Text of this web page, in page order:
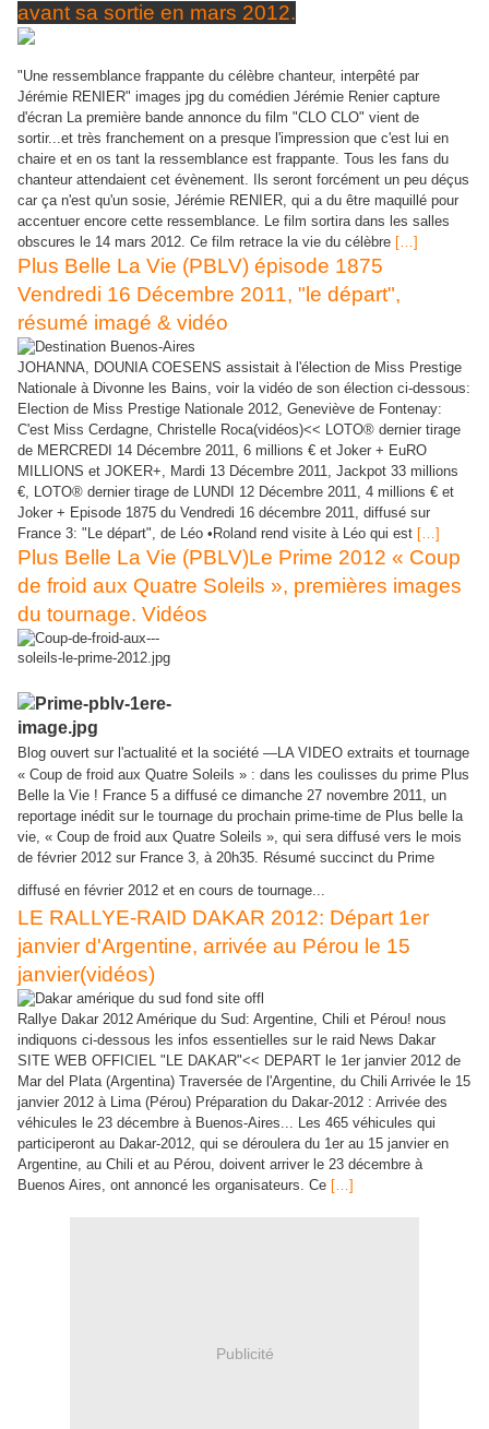
avant sa sortie en mars 2012.
"Une ressemblance frappante du célèbre chanteur, interpêté par
Jérémie RENIER" images jpg du comédien Jérémie Renier capture
d'écran La première bande annonce du film "CLO CLO" vient de
sortir...et très franchement on a presque l'impression que c'est lui en
chaire et en os tant la ressemblance est frappante. Tous les fans du
chanteur attendaient cet évènement. Ils seront forcément un peu déçus
car ça n'est qu'un sosie, Jérémie RENIER, qui a du être maquillé pour
accentuer encore cette ressemblance. Le film sortira dans les salles
obscures le 14 mars 2012. Ce film retrace la vie du célèbre […]
Plus Belle La Vie (PBLV) épisode 1875
Vendredi 16 Décembre 2011, "le départ",
résumé imagé & vidéo
JOHANNA, DOUNIA COESENS assistait à l'élection de Miss Prestige
Nationale à Divonne les Bains, voir la vidéo de son élection ci-dessous:
Election de Miss Prestige Nationale 2012, Geneviève de Fontenay:
C'est Miss Cerdagne, Christelle Roca(vidéos)<< LOTO® dernier tirage
de MERCREDI 14 Décembre 2011, 6 millions € et Joker + EuRO
MILLIONS et JOKER+, Mardi 13 Décembre 2011, Jackpot 33 millions
€, LOTO® dernier tirage de LUNDI 12 Décembre 2011, 4 millions € et
Joker + Episode 1875 du Vendredi 16 décembre 2011, diffusé sur
France 3: "Le départ", de Léo •Roland rend visite à Léo qui est […]
Plus Belle La Vie (PBLV)Le Prime 2012 « Coup
de froid aux Quatre Soleils », premières images
du tournage. Vidéos
Blog ouvert sur l'actualité et la société —LA VIDEO extraits et tournage
« Coup de froid aux Quatre Soleils » : dans les coulisses du prime Plus
Belle la Vie ! France 5 a diffusé ce dimanche 27 novembre 2011, un
reportage inédit sur le tournage du prochain prime-time de Plus belle la
vie, « Coup de froid aux Quatre Soleils », qui sera diffusé vers le mois
de février 2012 sur France 3, à 20h35. Résumé succinct du Prime
diffusé en février 2012 et en cours de tournage...
LE RALLYE-RAID DAKAR 2012: Départ 1er
janvier d'Argentine, arrivée au Pérou le 15
janvier(vidéos)
Rallye Dakar 2012 Amérique du Sud: Argentine, Chili et Pérou! nous
indiquons ci-dessous les infos essentielles sur le raid News Dakar
SITE WEB OFFICIEL "LE DAKAR"<< DEPART le 1er janvier 2012 de
Mar del Plata (Argentina) Traversée de l'Argentine, du Chili Arrivée le 15
janvier 2012 à Lima (Pérou) Préparation du Dakar-2012 : Arrivée des
véhicules le 23 décembre à Buenos-Aires... Les 465 véhicules qui
participeront au Dakar-2012, qui se déroulera du 1er au 15 janvier en
Argentine, au Chili et au Pérou, doivent arriver le 23 décembre à
Buenos Aires, ont annoncé les organisateurs. Ce […]
Publicité